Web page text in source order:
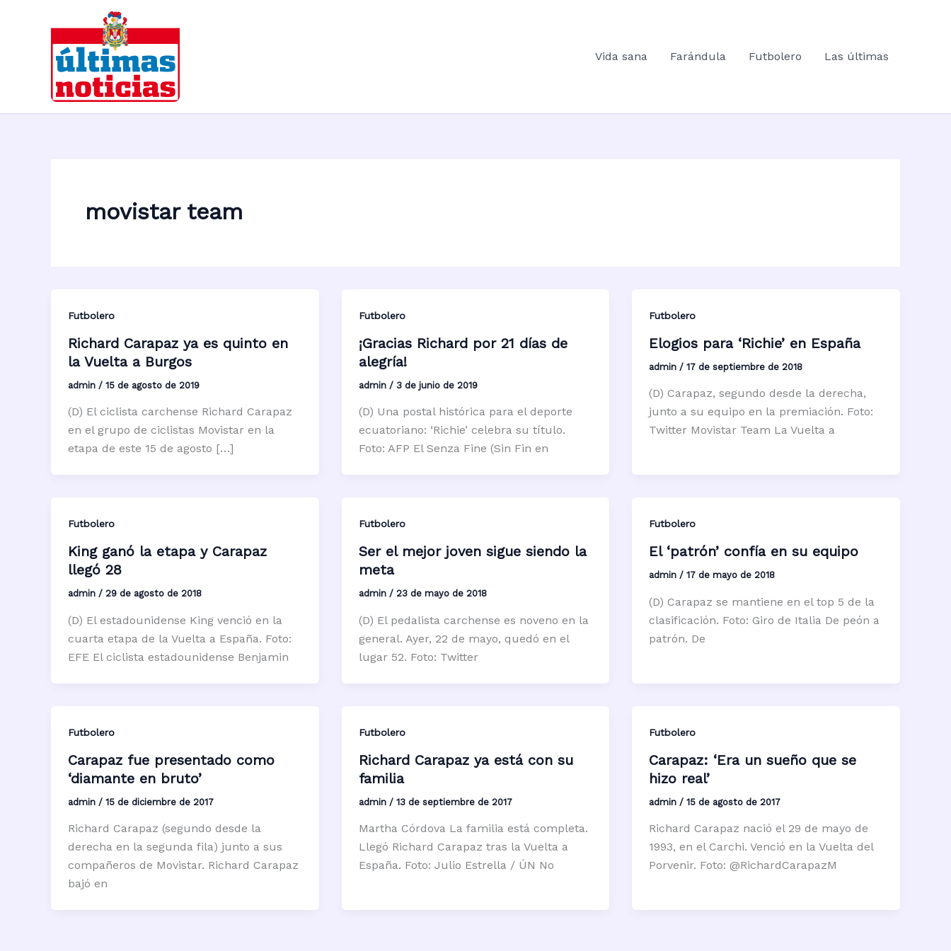
contenido
Vida sana
Farándula Futbolero Las últimas
movistar team
Futbolero
Richard Carapaz ya es quinto en
la Vuelta a Burgos
admin / 15 de agosto de 2019
(D) El ciclista carchense Richard Carapaz
en el grupo de ciclistas Movistar en la
etapa de este 15 de agosto […]
Futbolero
¡Gracias Richard por 21 días de
alegría!
admin / 3 de junio de 2019
(D) Una postal histórica para el deporte
ecuatoriano: ‘Richie’ celebra su título.
Foto: AFP El Senza Fine (Sin Fin en
Futbolero
Elogios para ‘Richie’ en España
admin /17 de septiembre de 2018
(D) Carapaz, segundo desde la derecha,
junto a su equipo en la premiación. Foto:
Twitter Movistar Team La Vuelta a
Futbolero
King ganó la etapa y Carapaz
llegó 28
admin / 29 de agosto de 2018
(D) El estadounidense King venció en la
cuarta etapa de la Vuelta a España. Foto:
EFE El ciclista estadounidense Benjamin
Futbolero
Ser el mejor joven sigue siendo la
meta
admin / 23 de mayo de 2018
(D) El pedalista carchense es noveno en la
general. Ayer, 22 de mayo, quedó en el
lugar 52. Foto: Twitter
Futbolero
El ‘patrón’ confía en su equipo
admin/17 de mayo de 2018
(D) Carapaz se mantiene en el top 5 de la
clasificación. Foto: Giro de Italia De peón a
patrón. De
Futbolero
Carapaz fue presentado como
‘diamante en bruto’
admin / 15 de diciembre de 2017
Richard Carapaz (segundo desde la
derecha en la segunda fila) junto a sus
compañeros de Movistar. Richard Carapaz
bajó en
Futbolero
Richard Carapaz ya está con su
familia
admin / 13 de septiembre de 2017
Martha Córdova La familia está completa.
Llegó Richard Carapaz tras la Vuelta a
España. Foto: Julio Estrella / ÚN No
Futbolero
Carapaz: ‘Era un sueño que se
hizo real’
admin /15 de agosto de 2017
Richard Carapaz nació el 29 de mayo de
1993, en el Carchi. Venció en la Vuelta del
Porvenir. Foto: @RichardCarapazM